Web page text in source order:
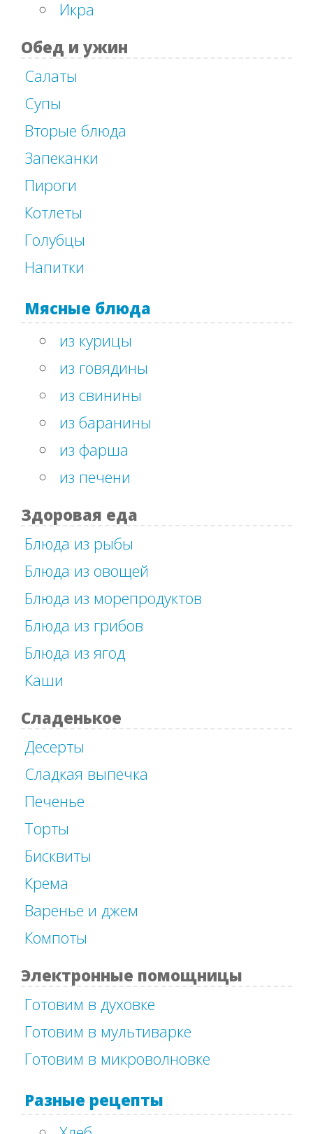
Икра
Обед и ужин
Салаты
Супы
Вторые блюда
Запеканки
Пироги
Котлеты
Голубцы
Напитки
Мясные блюда
из курицы
из говядины
из свинины
из баранины
из фарша
из печени
Здоровая еда
Блюда из рыбы
Блюда из овощей
Блюда из морепродуктов
Блюда из грибов
Блюда из ягод
Каши
Сладенькое
Десерты
Сладкая выпечка
Печенье
Торты
Бисквиты
Крема
Варенье и джем
Компоты
Электронные помощницы
Готовим в духовке
Готовим в мультиварке
Готовим в микроволновке
Разные рецепты